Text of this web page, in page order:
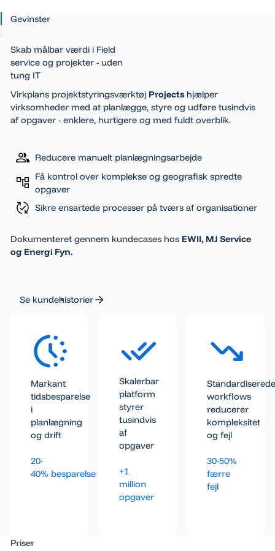
Gevinster
Skab målbar værdi i Field
service og projekter - uden
tung IT
Virkplans projektstyringsværktøj Projects hjælper
virksomheder med at planlægge, styre og udføre tusindvis
af opgaver - enklere, hurtigere og med fuldt overblik.
Reducere manuelt planlægningsarbejde
Få kontrol over komplekse og geografisk spredte
opgaver
Sikre ensartede processer på tværs af organisationer
Dokumenteret gennem kundecases hos EWII, MJ Service
og Energi Fyn.
Se kundehistorier
Markant
tidsbesparelse
i
planlægning
og drift
20-
40% besparelse
Skalerbar
platform
styrer
tusindvis
af
opgaver
+1
million
opgaver
workflows
reducerer
kompleksitet
og fejl
30-50%
færre
fejl
Priser